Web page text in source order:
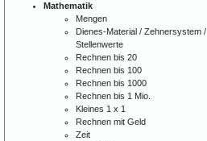
Mathematik
Mengen
Dienes-Material / Zehnersystem /
Stellenwerte
Rechnen bis 20
Rechnen bis 100
Rechnen bis 1000
Rechnen bis 1 Mio.
Kleines 1 x 1
Rechnen mit Geld
Zeit